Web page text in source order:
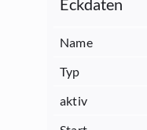
Eckdaten
Name
Typ
aktiv